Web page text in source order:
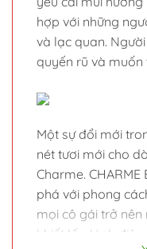
Một sự đổi mới
nét tươi mới cho
Charme. CHARME
mọi cô gái trở nên
khiết lấp lánh điệu
1. THÔNG TIN
– Thương hiệu:
SẢN PHẨM TƯƠNG